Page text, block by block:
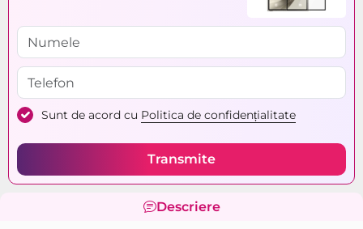
Sunt de acord cu Politica de confidențialitate
Transmite
Descriere